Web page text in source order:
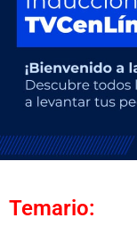
Temario: